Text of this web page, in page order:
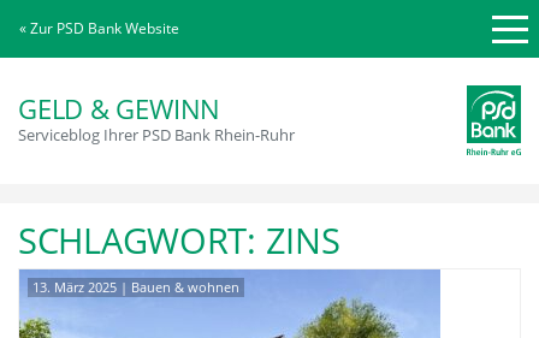
« Zur PSD Bank Website
GELD & GEWINN
Serviceblog Ihrer PSD Bank Rhein-Ruhr
SCHLAGWORT: ZINS
13. März 2025 | Bauen & wohnen